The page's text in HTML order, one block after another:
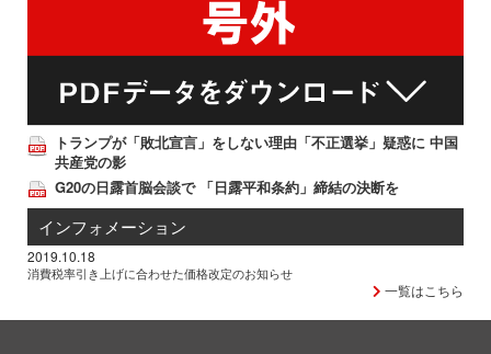
トランプが「敗北宣言」をしない理由「不正選挙」疑惑に 中国
共産党の影
G20の日露首脳会談で 「日露平和条約」締結の決断を
インフォメーション
2019.10.18
消費税率引き上げに合わせた価格改定のお知らせ
一覧はこちら